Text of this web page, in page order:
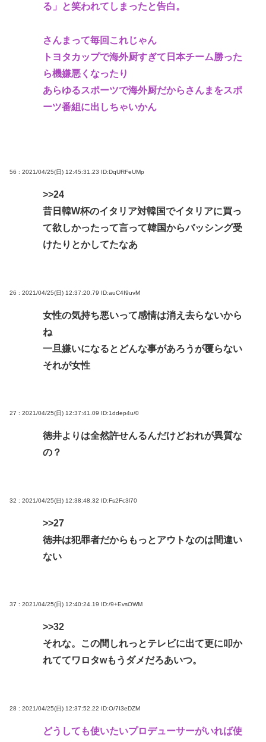
る」と笑われてしまったと告白。
さんまって毎回これじゃん
トヨタカップで海外厨すぎて日本チーム勝った
ら機嫌悪くなったり
あらゆるスポーツで海外厨だからさんまをスポ
ーツ番組に出しちゃいかん
56 : 2021/04/25(日) 12:45:31.23 ID:DqURFeUMp
>>24
昔日韓W杯のイタリア対韓国でイタリアに買っ
て欲しかったって言って韓国からバッシング受
けたりとかしてたなあ
26 : 2021/04/25(日) 12:37:20.79 ID:auC4I9uvM
女性の気持ち悪いって感情は消え去らないから
ね
一旦嫌いになるとどんな事があろうが覆らない
それが女性
27 : 2021/04/25(日) 12:37:41.09 ID:1ddep4u/0
徳井よりは全然許せんるんだけどおれが異質な
の？
32 : 2021/04/25(日) 12:38:48.32 ID:Fs2Fc3l70
>>27
徳井は犯罪者だからもっとアウトなのは間違い
ない
37 : 2021/04/25(日) 12:40:24.19 ID:/9+EvsOWM
>>32
それな。この間しれっとテレビに出て更に叩か
れててワロタwもうダメだろあいつ。
28 : 2021/04/25(日) 12:37:52.22 ID:O/7I3eDZM
どうしても使いたいプロデューサーがいれば使